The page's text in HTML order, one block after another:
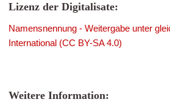
Lizenz der Digitalisate:
Namensnennung - Weitergabe unter
International (CC BY-SA 4.0)
Weitere Information: